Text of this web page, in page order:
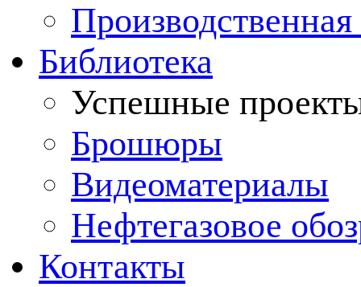
Производственная
Библиотека
Успешные
Брошюры
Видеоматериалы
Нефтегазовое
Контакты